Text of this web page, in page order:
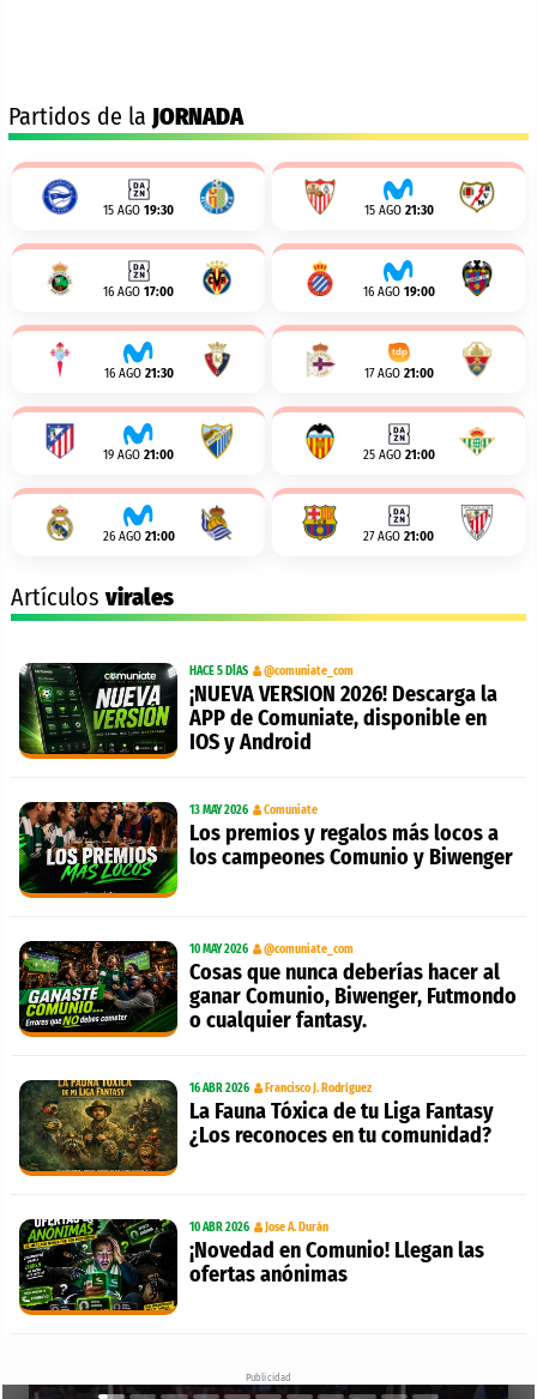
Partidos de la JORNADA
15 AGO 19:30 15 AGO 21:30
16 AGO 17:00 16 AGO 19:00
16 AGO 21:30 17 AGO 21:00
19 AGO 21:00 25 AGO 21:00
26 AGO 21:00 27 AGO 21:00
Artículosvirales
HACE 5 DÍAS @comuniate_com
¡NUEVA VERSION 2026! Descarga la
APP de Comuniate, disponible en
IOS y Android
13 MAY 2026 Comuniate
Los premios y regalos más locos a
los campeones Comunio y Biwenger
10 MAY 2026 @comuniate_com
Cosas que nunca deberías hacer al
ganar Comunio, Biwenger, Futmondo
o cualquier fantasy.
16 ABR 2026 Francisco J. Rodríguez
La Fauna Tóxica de tu Liga Fantasy
¿Los reconoces en tu comunidad?
10 ABR 2026 Jose A. Durán
¡Novedad en Comunio! Llegan las
ofertas anónimas
Publicidad